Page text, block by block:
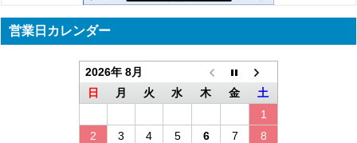
営業日カレンダー
2026年 8月
日
月 火 水 木 金
土
1
2
3 4 5 6 7
8